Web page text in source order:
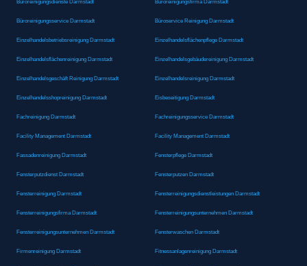
Büroreinigungsdienste Darmstadt Büroreinigungsfirma Darmstadt
Büroreinigungsservice Darmstadt Büroservice Reinigung Darmstadt
Einzelhandelsbetriebsreinigung Darmstadt Einzelhandelsflächenpflege Darmstadt
Einzelhandelsflächenreinigung Darmstadt Einzelhandelsgebäudereinigung Darmstadt
Einzelhandelsgeschäft Reinigung Darmstadt Einzelhandelsreinigung Darmstadt
Einzelhandelsshopreinigung Darmstadt Eisbeseitigung Darmstadt
Fachreinigung Darmstadt Fachreinigungsservice Darmstadt
Facility Management Darmstadt Facility Management Darmstadt
Fassadenreinigung Darmstadt Fensterpflege Darmstadt
Fensterputzdienst Darmstadt Fensterputzen Darmstadt
Fensterreinigung Darmstadt Fensterreinigungsdienstleistungen Darmstadt
Fensterreinigungsfirma Darmstadt Fensterreinigungsunternehmen Darmstadt
Fensterreinigungsunternehmen Darmstadt Fensterwaschen Darmstadt
Firmenreinigung Darmstadt Fitnessanlagenreinigung Darmstadt